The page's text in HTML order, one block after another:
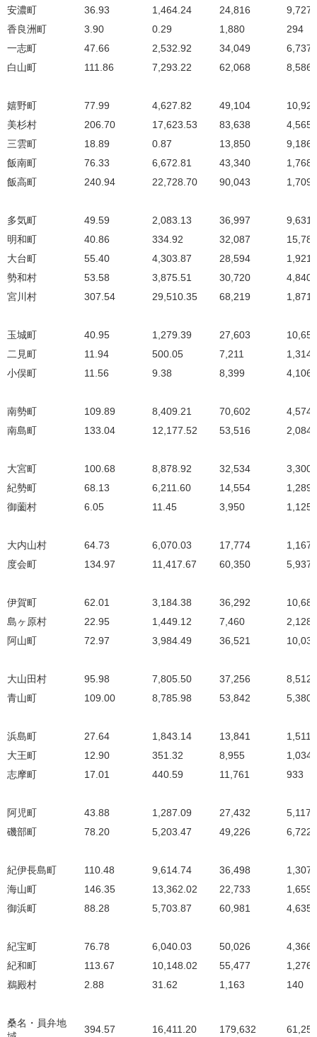
安濃町
36.93 1,464.24 24,816
9,727
香良洲町
3.90 0.29 1,880
294
一志町
47.66 2,532.92 34,049
6,737
白山町
111.86 7,293.22 62,068 8,586
嬉野町 77.99 4,627.82 49,104
10,925
美杉村
206.70 17,623.53 83,638
4,565
三雲町
18.89 0.87 13,850
9,186
飯南町
76.33 6,672.81 43,340
1,768
飯高町
240.94 22,728.70 90,043 1,709
多気町 49.59 2,083.13 36,997
9,631
明和町
40.86 334.92 32,087
15,787
大台町
55.40 4,303.87 28,594
1,921
勢和村
53.58 3,875.51 30,720
4,840
宮川村
307.54 29,510.35 68,219 1,871
玉城町 40.95 1,279.39 27,603
10,654
二見町
11.94 500.05 7,211
1,314
小俣町
11.56 9.38 8,399 4,106
南勢町 109.89 8,409.21 70,602
4,574
南島町
133.04 12,177.52 53,516 2,084
大宮町 100.68 8,878.92 32,534
3,300
紀勢町
68.13 6,211.60 14,554
1,289
御薗村
6.05 11.45 3,950 1,125
大内山村 64.73 6,070.03 17,774
1,167
度会町
134.97 11,417.67 60,350 5,937
伊賀町 62.01 3,184.38 36,292
10,682
島ヶ原村
22.95 1,449.12 7,460
2,128
阿山町
72.97 3,984.49 36,521 10,035
大山田村 95.98 7,805.50 37,256
8,512
青山町
109.00 8,785.98 53,842 5,380
浜島町 27.64 1,843.14 13,841
1,511
大王町
12.90 351.32 8,955
1,034
志摩町
17.01 440.59 11,761 933
阿児町 43.88 1,287.09 27,432
5,117
磯部町
78.20 5,203.47 49,226 6,722
紀伊長島町 110.48 9,614.74 36,498
1,307
海山町
146.35 13,362.02 22,733
1,659
御浜町
88.28 5,703.87 60,981 4,635
紀宝町 76.78 6,040.03 50,026
4,366
紀和町
113.67 10,148.02 55,477
1,276
鵜殿村
2.88 31.62 1,163 140
桑名・員弁地
394.57 16,411.20 179,632 61,251